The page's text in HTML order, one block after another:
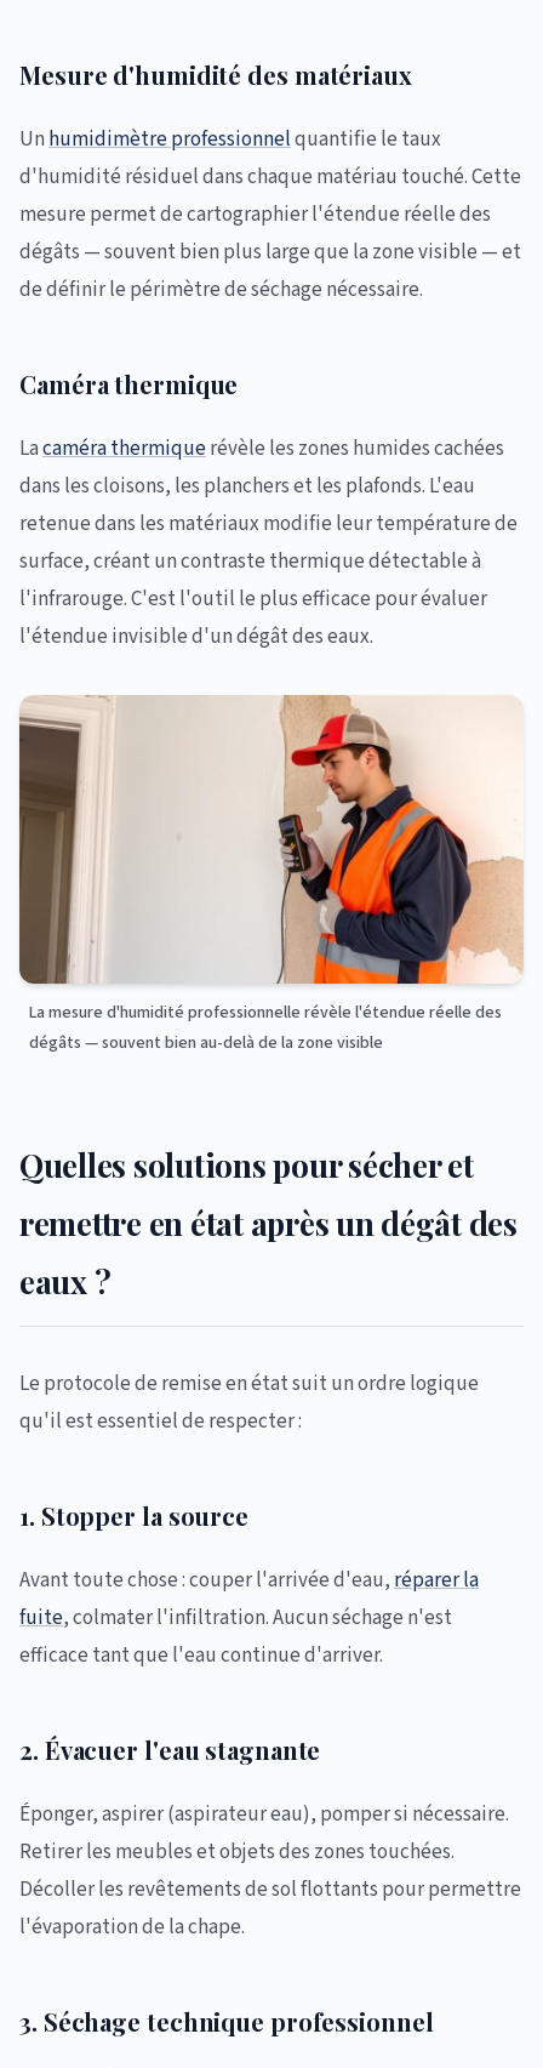
Mesure d'humidité des matériaux
Unhumidimètre professionnelquantifie le taux
d'humidité résiduel dans chaque matériau touché. Cette
mesure permet de cartographier l'étendue réelle des
dégâts — souvent bien plus large que la zone visible — et
de définir le périmètre de séchage nécessaire.
Caméra thermique
Lacaméra thermiquerévèle les zones humides cachées
dans les cloisons, les planchers et les plafonds. L'eau
retenue dans les matériaux modifie leur température de
surface, créant un contraste thermique détectable à
l'infrarouge. C'est l'outil le plus efficace pour évaluer
l'étendue invisible d'un dégât des eaux.
La mesure d'humidité professionnelle révèle l'étendue réelle des
dégâts — souvent bien au-delà de la zone visible
Quelles solutions pour sécher et
remettre en état après un dégât des
eaux ?
Le protocole de remise en état suit un ordre logique
qu'il est essentiel de respecter :
1. Stopper la source
Avant toute chose : couper l'arrivée d'eau,réparer la
fuite, colmater l'infiltration. Aucun séchage n'est
efficace tant que l'eau continue d'arriver.
2. Évacuer l'eau stagnante
Éponger, aspirer (aspirateur eau), pomper si nécessaire.
Retirer les meubles et objets des zones touchées.
Décoller les revêtements de sol flottants pour permettre
l'évaporation de la chape.
3. Séchage technique professionnel